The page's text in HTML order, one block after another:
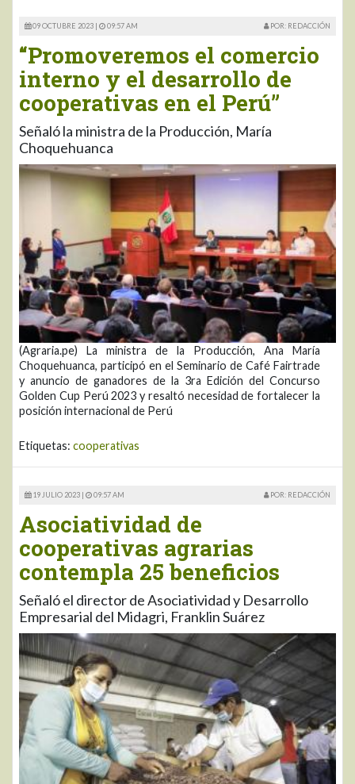
09 OCTUBRE 2023 | 09:57 AM POR: REDACCIÓN
“Promoveremos el comercio
interno y el desarrollo de
cooperativas en el Perú”
Señaló la ministra de la Producción, María
Choquehuanca
(Agraria.pe) La ministra de la Producción, Ana María
Choquehuanca, participó en el Seminario de Café Fairtrade
y anuncio de ganadores de la 3ra Edición del Concurso
Golden Cup Perú 2023 y resaltó necesidad de fortalecer la
posición internacional de Perú
Etiquetas: cooperativas
19 JULIO 2023 | 09:57 AM POR: REDACCIÓN
Asociatividad de
cooperativas agrarias
contempla 25 beneficios
Señaló el director de Asociatividad y Desarrollo
Empresarial del Midagri, Franklin Suárez